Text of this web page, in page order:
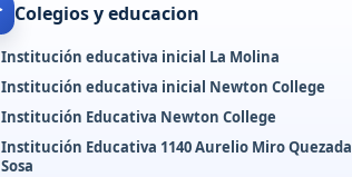
Colegios y educacion
Institución educativa inicial La Molina
Institución educativa inicial Newton College
Institución Educativa Newton College
Institución Educativa 1140 Aurelio Miro Quezada
Sosa